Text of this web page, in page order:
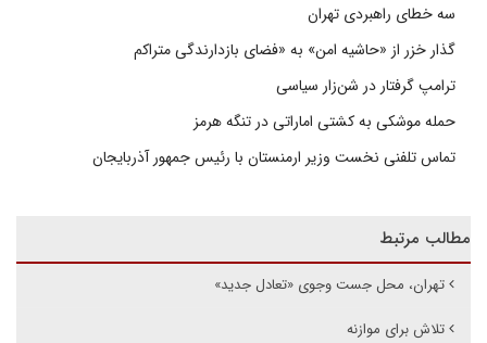
سه خطای راهبردی تهران
گذار خزر از «حاشیه امن» به «فضای بازدارندگی متراکم
ترامپ گرفتار در شن‌زار سیاسی
حمله موشکی به کشتی اماراتی در تنگه هرمز
تماس تلفنی نخست وزیر ارمنستان با رئیس جمهور آذربایجان
مطالب مرتبط
تهران، محل جست وجوی «تعادل جدید»
تلاش برای موازنه